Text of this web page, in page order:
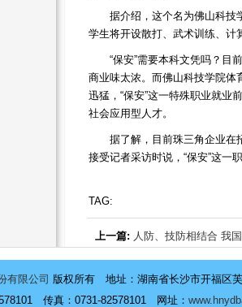
据介绍，这个名为佛山科技学
学生将开设散打、武术训练、
“保安”需要本科文凭吗？目前
商业味太浓。而佛山科技学院体
迅猛，“保安”这一特殊职业就业
社会应用型人才。
据了解，目前珠三角企业在招
接受记者采访时说，“保安”这一
TAG:
上一篇: 人防、技防相结合 我
有限公司 版权所有 地址：湖南省长沙市开福区
传真：0731-82578101 网址：